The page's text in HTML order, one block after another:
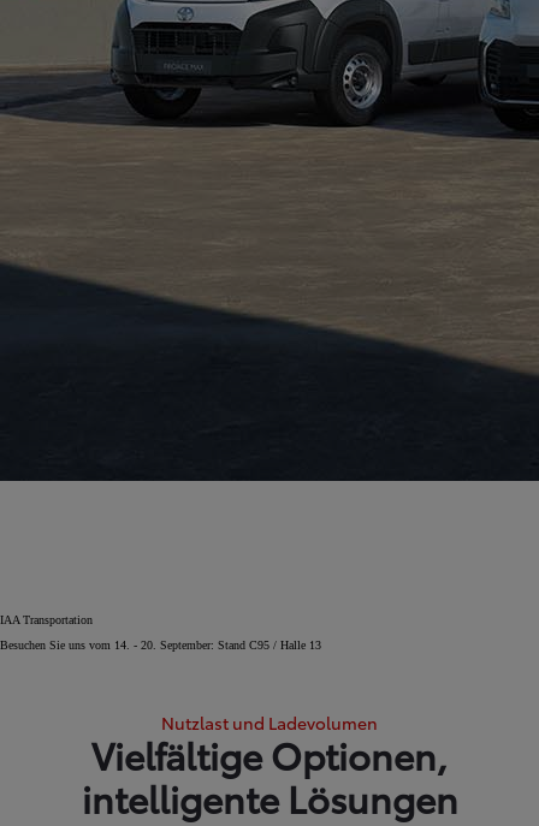
IAA Transportation
Besuchen Sie uns vom 14. - 20. September: Stand C95 / Halle 13
Nutzlast und Ladevolumen
Vielfältige Optionen,
intelligente Lösungen